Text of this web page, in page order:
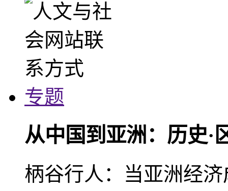
专题
从中国到亚洲：历史·
柄谷行人：当亚洲经